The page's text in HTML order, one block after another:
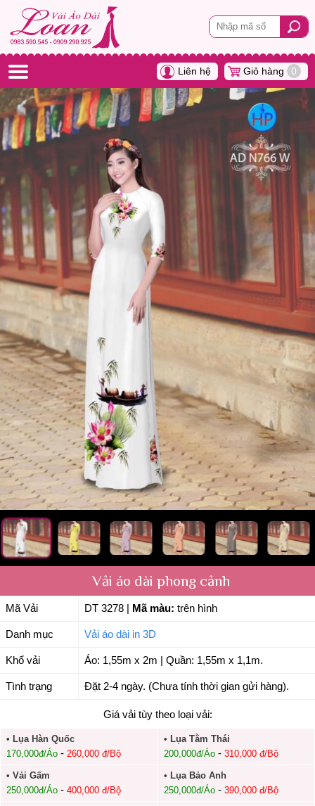
Liên hệ Giỏ hàng 0
Vải áo dài phong cảnh
Mã Vải DT 3278 Mã màu: trên hình
Danh mục Vải áo dài in 3D
Khổ vải Áo: 1,55m x 2m | Quần: 1,55m x 1,1m.
Tình trạng Đặt 2-4 ngày. (Chưa tính thời gian gửi hàng).
Giá vải tùy theo loại vải:
• Lụa Hàn Quốc
170,000đ/Áo - 260,000 đ/Bộ
• Lụa Tằm Thái
200,000đ/Áo- 310,000 đ/Bộ
• Vải Gấm
250,000đ/Áo - 400,000 đ/Bộ
• Lụa Bảo Anh
250,000đ/Áo- 390,000 đ/Bộ